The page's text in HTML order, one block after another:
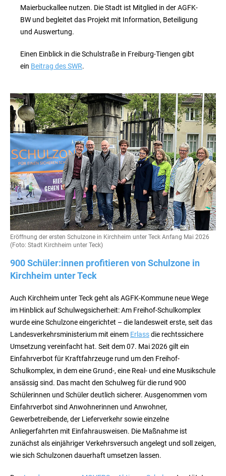
Maierbuckallee nutzen. Die Stadt ist Mitglied in der AGFK-
BW und begleitet das Projekt mit Information, Beteiligung
und Auswertung.
Einen Einblick in die Schulstraße in Freiburg-Tiengen gibt
ein Beitrag des SWR.
Eröffnung der ersten Schulzone in Kirchheim unter Teck Anfang Mai 2026
(Foto: Stadt Kirchheim unter Teck)
900 Schüler:innen profitieren von Schulzone in
Kirchheim unter Teck
Auch Kirchheim unter Teck geht als AGFK-Kommune neue Wege
im Hinblick auf Schulwegsicherheit: Am Freihof-Schulkomplex
wurde eine Schulzone eingerichtet – die landesweit erste, seit das
Landesverkehrsministerium mit einem Erlassdie rechtssichere
Umsetzung vereinfacht hat. Seit dem 07. Mai 2026 gilt ein
Einfahrverbot für Kraftfahrzeuge rund um den Freihof-
Schulkomplex, in dem eine Grund-, eine Real- und eine Musikschule
ansässig sind. Das macht den Schulweg für die rund 900
Schülerinnen und Schüler deutlich sicherer. Ausgenommen vom
Einfahrverbot sind Anwohnerinnen und Anwohner,
Gewerbetreibende, der Lieferverkehr sowie einzelne
Anliegerfahrten mit Einfahrausweisen. Die Maßnahme ist
zunächst als einjähriger Verkehrsversuch angelegt und soll zeigen,
wie sich Schulzonen dauerhaft umsetzen lassen.